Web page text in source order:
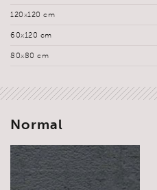
120x120 cm
60x120 cm
80x80 cm
Normal